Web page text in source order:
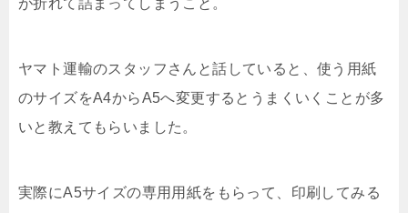
が折れて詰まってしまうこと。
ヤマト運輸のスタッフさんと話していると、使う用紙
のサイズをA4からA5へ変更するとうまくいくことが多
いと教えてもらいました。
実際にA5サイズの専用用紙をもらって、印刷してみる